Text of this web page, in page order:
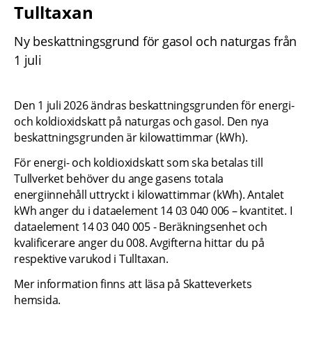
Tulltaxan
Ny beskattningsgrund för gasol och naturgas från
1 juli
Den 1 juli 2026 ändras beskattningsgrunden för energi-
och koldioxidskatt på naturgas och gasol. Den nya
beskattningsgrunden är kilowattimmar (kWh).
För energi- och koldioxidskatt som ska betalas till
Tullverket behöver du ange gasens totala
energiinnehåll uttryckt i kilowattimmar (kWh). Antalet
kWh anger du i dataelement 14 03 040 006 – kvantitet. I
dataelement 14 03 040 005 - Beräkningsenhet och
kvalificerare anger du 008. Avgifterna hittar du på
respektive varukod i Tulltaxan.
Mer information finns att läsa på Skatteverkets
hemsida.